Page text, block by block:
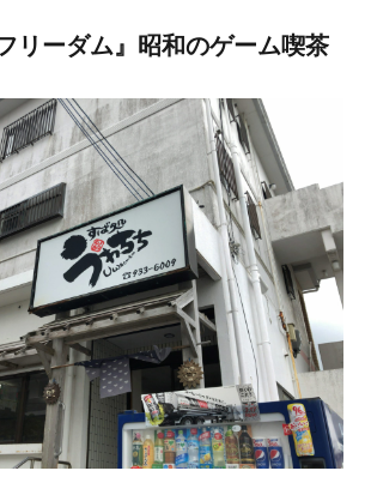
リーダム』昭和のゲーム喫茶